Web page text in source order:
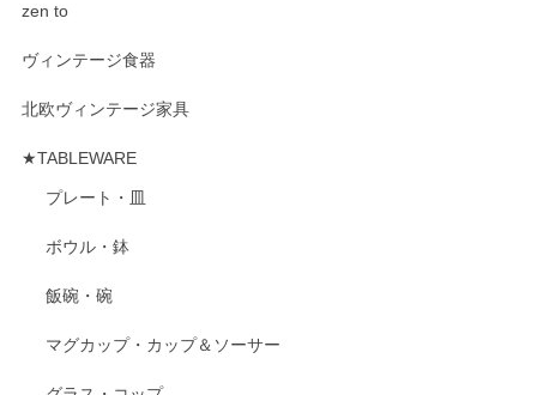
zen to
ヴィンテージ食器
北欧ヴィンテージ家具
★TABLEWARE
プレート・皿
ボウル・鉢
飯碗・碗
マグカップ・カップ＆ソーサー